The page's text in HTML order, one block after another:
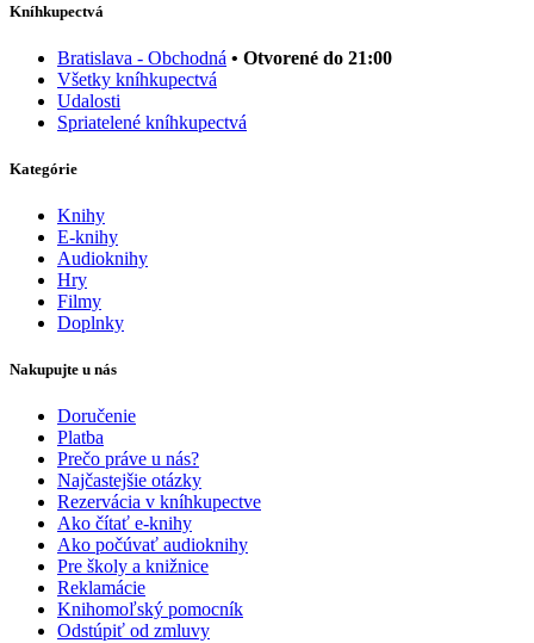
Kníhkupectvá
Bratislava - Obchodná • Otvorené do 21:00
Všetky kníhkupectvá
Udalosti
Spriatelené kníhkupectvá
Kategórie
Knihy
E-knihy
Audioknihy
Hry
Filmy
Doplnky
Nakupujte u nás
Doručenie
Platba
Prečo práve u nás?
Najčastejšie otázky
Rezervácia v kníhkupectve
Ako čítať e-knihy
Ako počúvať audioknihy
Pre školy a knižnice
Reklamácie
Knihomoľský pomocník
Odstúpiť od zmluvy